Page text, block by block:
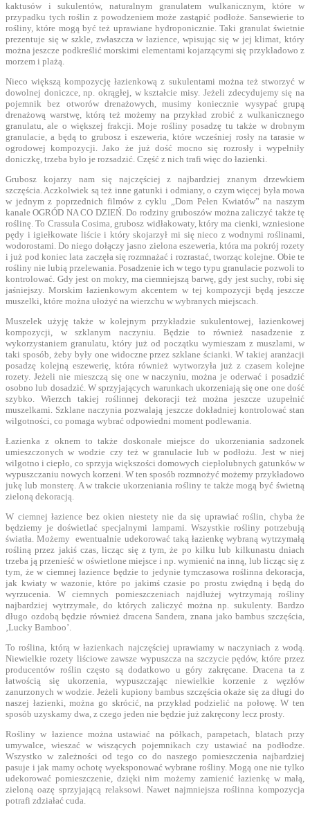
kaktusów i sukulentów, naturalnym granulatem wulkanicznym, które w
przypadku tych roślin z powodzeniem może zastąpić podłoże. Sansewierie to
rośliny, które mogą być też uprawiane hydroponicznie. Taki granulat świetnie
prezentuje się w szkle, zwłaszcza w łazience, wpisując się w jej klimat, który
można jeszcze podkreślić morskimi elementami kojarzącymi się przykładowo z
morzem i plażą.
Nieco większą kompozycję łazienkową z sukulentami można też stworzyć w
dowolnej doniczce, np. okrągłej, w kształcie misy. Jeżeli zdecydujemy się na
pojemnik bez otworów drenażowych, musimy koniecznie wysypać grupą
drenażową warstwę, którą też możemy na przykład zrobić z wulkanicznego
granulatu, ale o większej frakcji. Moje rośliny posadzę tu także w drobnym
granulacie, a będą to grubosz i eszeweria, które wcześniej rosły na tarasie w
ogrodowej kompozycji. Jako że już dość mocno się rozrosły i wypełniły
doniczkę, trzeba było je rozsadzić. Część z nich trafi więc do łazienki.
Grubosz kojarzy nam się najczęściej z najbardziej znanym drzewkiem
szczęścia. Aczkolwiek są też inne gatunki i odmiany, o czym więcej była mowa
w jednym z poprzednich filmów z cyklu „Dom Pełen Kwiatów” na naszym
kanale OGRÓD NA CO DZIEŃ. Do rodziny gruboszów można zaliczyć także tę
roślinę. To Crassula Cosima, grubosz widłakowaty, który ma cienki, wzniesione
pędy i igiełkowate liście i który skojarzył mi się nieco z wodnymi roślinami,
wodorostami. Do niego dołączy jasno zielona eszeweria, która ma pokrój rozety
i już pod koniec lata zaczęła się rozmnażać i rozrastać, tworząc kolejne. Obie te
rośliny nie lubią przelewania. Posadzenie ich w tego typu granulacie pozwoli to
kontrolować. Gdy jest on mokry, ma ciemniejszą barwę, gdy jest suchy, robi się
jaśniejszy. Morskim łazienkowym akcentem w tej kompozycji będą jeszcze
muszelki, które można ułożyć na wierzchu w wybranych miejscach.
Muszelek użyję także w kolejnym przykładzie sukulentowej, łazienkowej
kompozycji, w szklanym naczyniu. Będzie to również nasadzenie z
wykorzystaniem granulatu, który już od początku wymieszam z muszlami, w
taki sposób, żeby były one widoczne przez szklane ścianki. W takiej aranżacji
posadzę kolejną eszewerię, która również wytworzyła już z czasem kolejne
rozety. Jeżeli nie mieszczą się one w naczyniu, można je oderwać i posadzić
osobno lub dosadzić. W sprzyjających warunkach ukorzeniają się one one dość
szybko. Wierzch takiej roślinnej dekoracji też można jeszcze uzupełnić
muszelkami. Szklane naczynia pozwalają jeszcze dokładniej kontrolować stan
wilgotności, co pomaga wybrać odpowiedni moment podlewania.
Łazienka z oknem to także doskonałe miejsce do ukorzeniania sadzonek
umieszczonych w wodzie czy też w granulacie lub w podłożu. Jest w niej
wilgotno i ciepło, co sprzyja większości domowych ciepłolubnych gatunków w
wypuszczaniu nowych korzeni. W ten sposób rozmnożyć możemy przykładowo
jukę lub monsterę. A w trakcie ukorzeniania rośliny te także mogą być świetną
zieloną dekoracją.
W ciemnej łazience bez okien niestety nie da się uprawiać roślin, chyba że
będziemy je doświetlać specjalnymi lampami. Wszystkie rośliny potrzebują
światła. Możemy ewentualnie udekorować taką łazienkę wybraną wytrzymałą
rośliną przez jakiś czas, licząc się z tym, że po kilku lub kilkunastu dniach
trzeba ją przenieść w oświetlone miejsce i np. wymienić na inną, lub licząc się z
tym, że w ciemnej łazience będzie to jedynie tymczasowa roślinna dekoracja,
jak kwiaty w wazonie, które po jakimś czasie po prostu zwiędną i będą do
wyrzucenia. W ciemnych pomieszczeniach najdłużej wytrzymają rośliny
najbardziej wytrzymałe, do których zaliczyć można np. sukulenty. Bardzo
długo ozdobą będzie również dracena Sandera, znana jako bambus szczęścia,
‚Lucky Bamboo’.
To roślina, którą w łazienkach najczęściej uprawiamy w naczyniach z wodą.
Niewielkie rozety liściowe zawsze wypuszcza na szczycie pędów, które przez
producentów roślin często są dodatkowo u góry zakręcane. Dracena ta z
łatwością się ukorzenia, wypuszczając niewielkie korzenie z węzłów
zanurzonych w wodzie. Jeżeli kupiony bambus szczęścia okaże się za długi do
naszej łazienki, można go skrócić, na przykład podzielić na połowę. W ten
sposób uzyskamy dwa, z czego jeden nie będzie już zakręcony lecz prosty.
Rośliny w łazience można ustawiać na półkach, parapetach, blatach przy
umywalce, wieszać w wiszących pojemnikach czy ustawiać na podłodze.
Wszystko w zależności od tego co do naszego pomieszczenia najbardziej
pasuje i jak mamy ochotę wyeksponować wybrane rośliny. Mogą one nie tylko
udekorować pomieszczenie, dzięki nim możemy zamienić łazienkę w małą,
zieloną oazę sprzyjającą relaksowi. Nawet najmniejsza roślinna kompozycja
potrafi zdziałać cuda.